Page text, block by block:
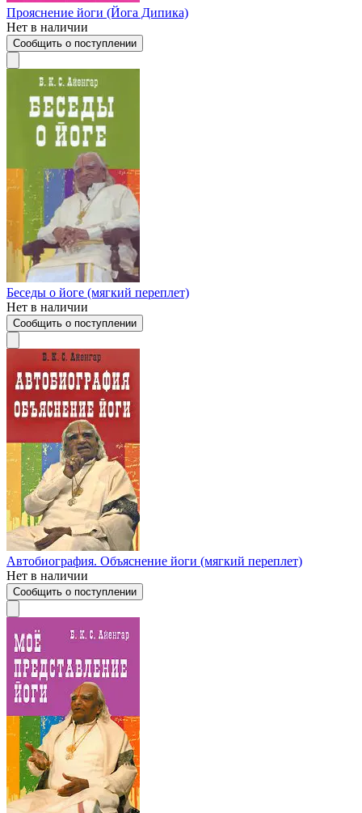
Прояснение йоги (Йога Дипика)
Нет в наличии
Сообщить о поступлении
Беседы о йоге (мягкий переплет)
Нет в наличии
Сообщить о поступлении
Автобиография. Объяснение йоги (мягкий переплет)
Нет в наличии
Сообщить о поступлении